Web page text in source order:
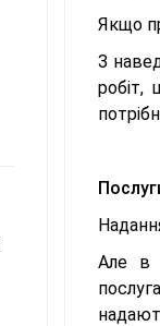
Якщо
З
робіт,
Але в
послуга